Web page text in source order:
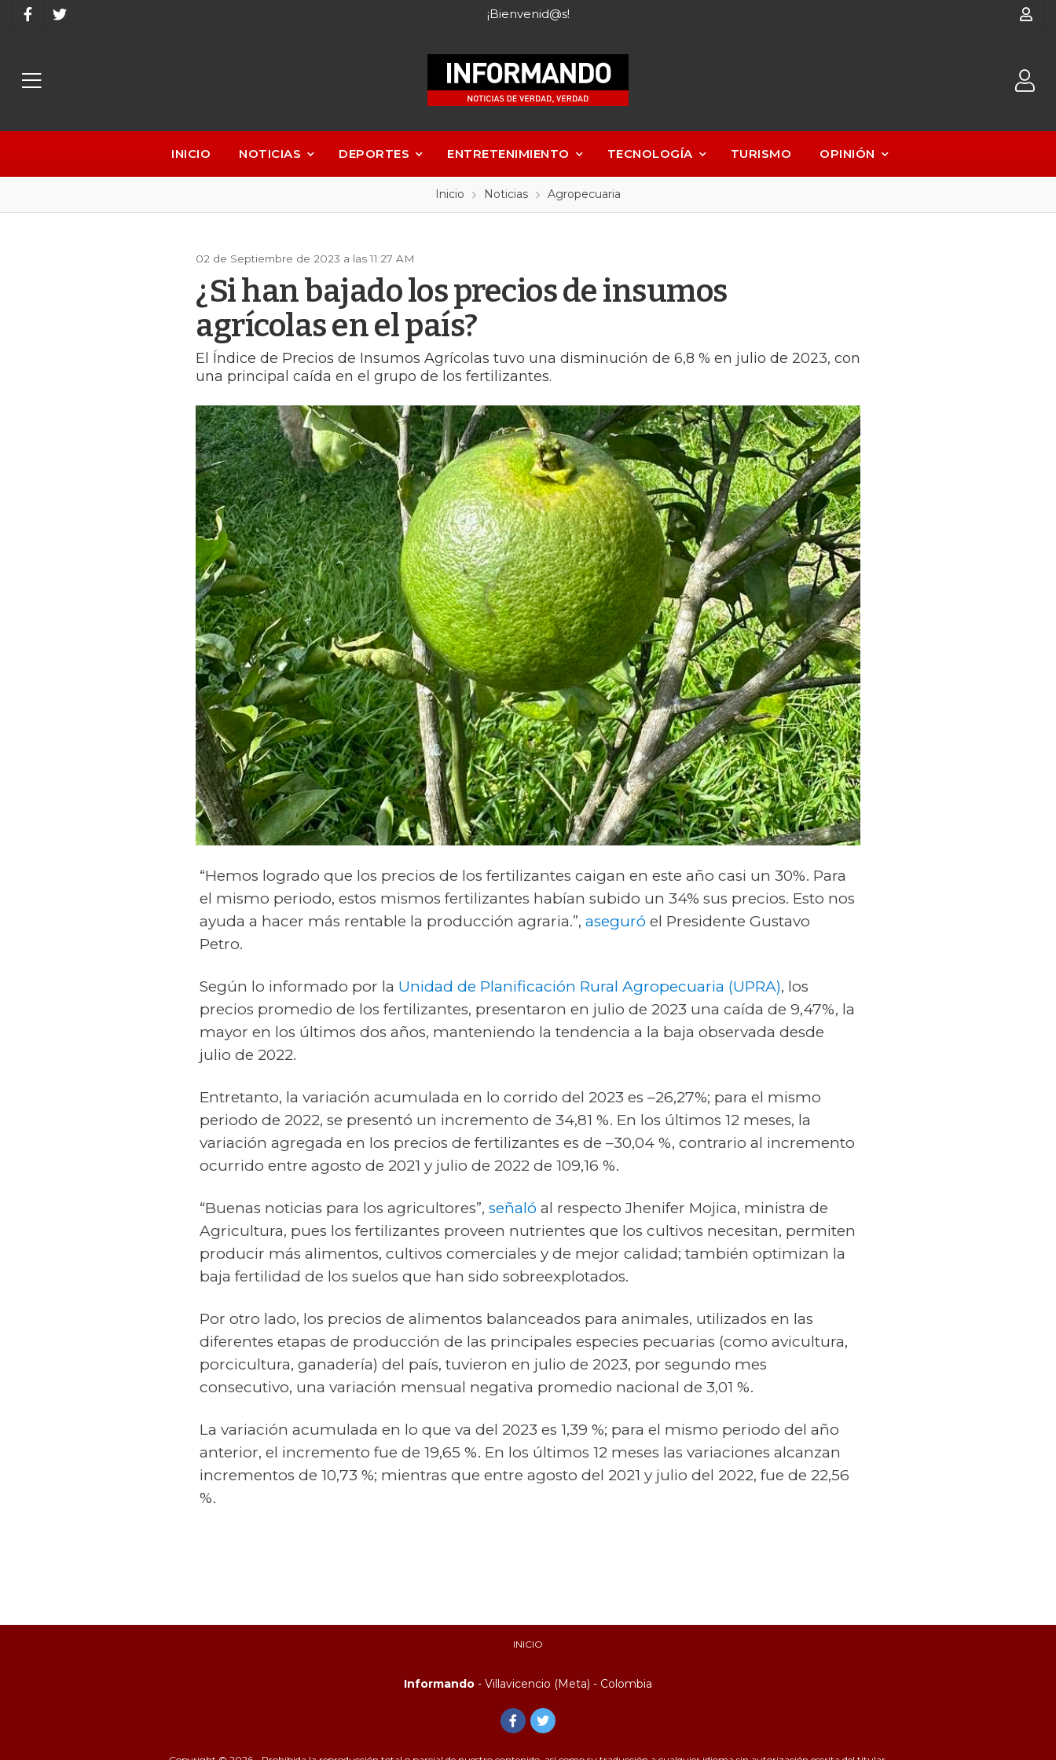
¡Bienvenid@s!
INICIO NOTICIAS DEPORTES ENTRETENIMIENTO TECNOLOGÍA TURISMO OPINIÓN
Inicio Noticias Agropecuaria
02 de Septiembre de 2023 a las 11:27 AM
¿Si han bajado los precios de insumos
agrícolas en el país?
El Índice de Precios de Insumos Agrícolas tuvo una disminución de 6,8 % en julio de 2023, con
una principal caída en el grupo de los fertilizantes.
“Hemos logrado que los precios de los fertilizantes caigan en este año casi un 30%. Para
el mismo periodo, estos mismos fertilizantes habían subido un 34% sus precios. Esto nos
ayuda a hacer más rentable la producción agraria.”, aseguró el Presidente Gustavo
Petro.
Según lo informado por la Unidad de Planificación Rural Agropecuaria (UPRA), los
precios promedio de los fertilizantes, presentaron en julio de 2023 una caída de 9,47%, la
mayor en los últimos dos años, manteniendo la tendencia a la baja observada desde
julio de 2022.
Entretanto, la variación acumulada en lo corrido del 2023 es –26,27%; para el mismo
periodo de 2022, se presentó un incremento de 34,81 %. En los últimos 12 meses, la
variación agregada en los precios de fertilizantes es de –30,04 %, contrario al incremento
ocurrido entre agosto de 2021 y julio de 2022 de 109,16 %.
“Buenas noticias para los agricultores”, señaló al respecto Jhenifer Mojica, ministra de
Agricultura, pues los fertilizantes proveen nutrientes que los cultivos necesitan, permiten
producir más alimentos, cultivos comerciales y de mejor calidad; también optimizan la
baja fertilidad de los suelos que han sido sobreexplotados.
Por otro lado, los precios de alimentos balanceados para animales, utilizados en las
diferentes etapas de producción de las principales especies pecuarias (como avicultura,
porcicultura, ganadería) del país, tuvieron en julio de 2023, por segundo mes
consecutivo, una variación mensual negativa promedio nacional de 3,01 %.
La variación acumulada en lo que va del 2023 es 1,39 %; para el mismo periodo del año
anterior, el incremento fue de 19,65 %. En los últimos 12 meses las variaciones alcanzan
incrementos de 10,73 %; mientras que entre agosto del 2021 y julio del 2022, fue de 22,56
%.
INICIO
Informando - Villavicencio (Meta) - Colombia